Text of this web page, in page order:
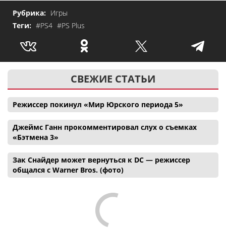
Рубрика: Игры
Теги: #PS4 #PS Plus
СВЕЖИЕ СТАТЬИ
Режиссер покинул «Мир Юрского периода 5»
Джеймс Ганн прокомментировал слух о съемках
«Бэтмена 3»
Зак Снайдер может вернуться к DC — режиссер
общался с Warner Bros. (фото)